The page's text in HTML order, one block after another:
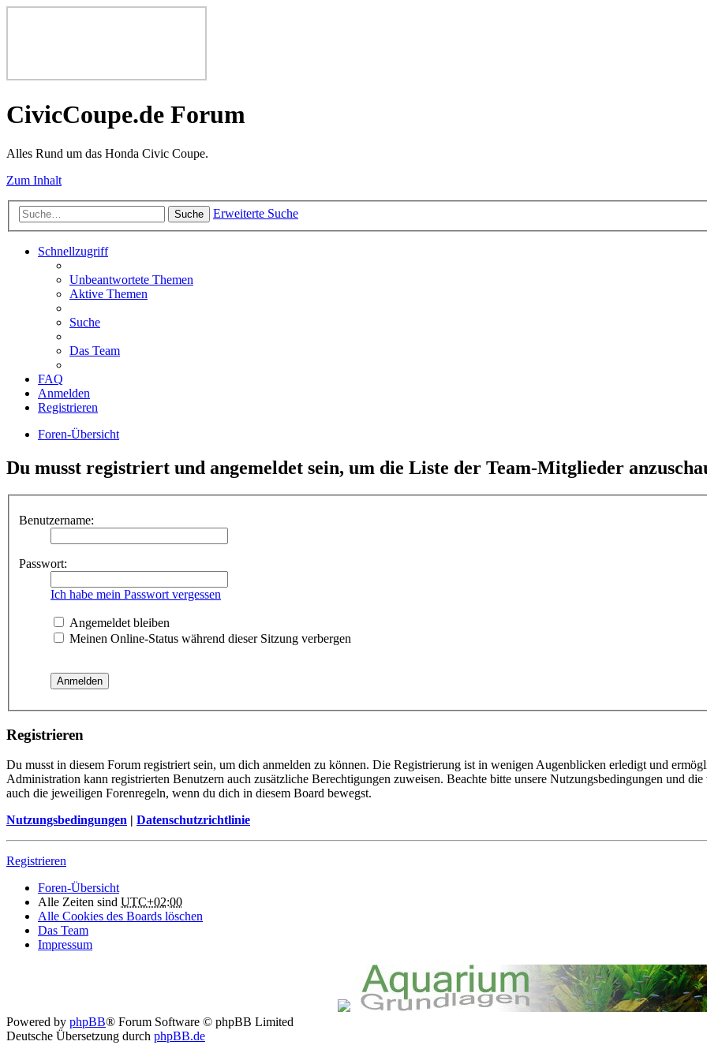
CivicCoupe.de Forum
Alles Rund um das Honda Civic Coupe.
Zum Inhalt
Suche Erweiterte Suche
Schnellzugriff
Unbeantwortete Themen
Aktive Themen
Suche
Das Team
FAQ
Anmelden
Registrieren
Foren-Übersicht
Du musst registriert und angemeldet sein, um die Liste der Team-Mitglieder
Benutzername:
Passwort:
Ich habe mein Passwort vergessen
Angemeldet bleiben
Meinen Online-Status während dieser Sitzung verbergen
Registrieren
Du musst in diesem Forum registriert sein, um dich anmelden zu können. Die Registrierung ist in wenigen Augenblicken erledigt und
Administration kann registrierten Benutzern auch zusätzliche Berechtigungen zuweisen. Beachte bitte unsere Nutzungsbedingungen und
auch die jeweiligen Forenregeln, wenn du dich in diesem Board bewegst.
Nutzungsbedingungen | Datenschutzrichtlinie
Registrieren
Foren-Übersicht
Alle Zeiten sind UTC+02:00
Alle Cookies des Boards löschen
Das Team
Impressum
Powered by phpBB® Forum Software © phpBB Limited
Deutsche Übersetzung durch phpBB.de